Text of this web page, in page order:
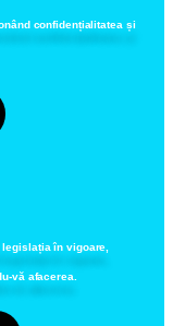
confidențialitatea și
în vigoare,
vă afacerea.